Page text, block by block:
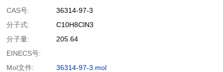
CAS号:
36314-97-3
分子式:
C10H8ClN3
分子量:
205.64
EINECS号:
Mol文件:
36314-97-3.mol